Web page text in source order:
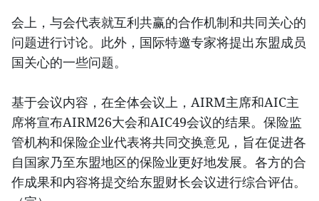
会上，与会代表就互利共赢的合作机制和共同关心的
问题进行讨论。此外，国际特邀专家将提出东盟成员
国关心的一些问题。
基于会议内容，在全体会议上，AIRM主席和AIC主
席将宣布AIRM26大会和AIC49会议的结果。保险监
管机构和保险企业代表将共同交换意见，旨在促进各
自国家乃至东盟地区的保险业更好地发展。各方的合
作成果和内容将提交给东盟财长会议进行综合评估。